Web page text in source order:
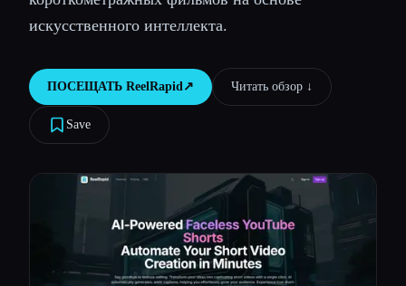
Блог
Сравнить инструменты
Все категории
искусственного интеллекта.
ПОСЕЩАТЬ ReelRapid↗︎ Читать обзор ↓︎
Save